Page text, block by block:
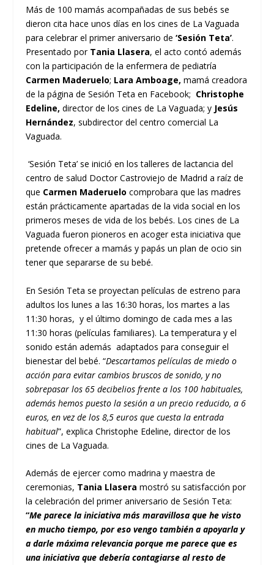
Más de 100 mamás acompañadas de sus bebés se
dieron cita hace unos días en los cines de La Vaguada
para celebrar el primer aniversario de‘Sesión Teta’.
Presentado por Tania Llasera, el acto contó además
con la participación de la enfermera de pediatría
Carmen Maderuelo; Lara Amboage, mamá creadora
de la página de Sesión Teta en Facebook; Christophe
Edeline, director de los cines de La Vaguada; y Jesús
Hernández, subdirector del centro comercial La
Vaguada.
‘Sesión Teta’ se inició en los talleres de lactancia del
centro de salud Doctor Castroviejo de Madrid a raíz de
que Carmen Maderuelo comprobara que las madres
están prácticamente apartadas de la vida social en los
primeros meses de vida de los bebés. Los cines de La
Vaguada fueron pioneros en acoger esta iniciativa que
pretende ofrecer a mamás y papás un plan de ocio sin
tener que separarse de su bebé.
En Sesión Teta se proyectan películas de estreno para
adultos los lunes a las 16:30 horas, los martes a las
11:30 horas, y el último domingo de cada mes a las
11:30 horas (películas familiares). La temperatura y el
sonido están además adaptados para conseguir el
bienestar del bebé. “Descartamos películas de miedo o
acción para evitar cambios bruscos de sonido, y no
sobrepasar los 65 decibelios frente a los 100 habituales,
además hemos puesto la sesión a un precio reducido, a 6
euros, en vez de los 8,5 euros que cuesta la entrada
habitual”, explica Christophe Edeline, director de los
cines de La Vaguada.
Además de ejercer como madrina y maestra de
ceremonias, Tania Llaseramostró su satisfacción por
la celebración del primer aniversario de Sesión Teta:
“Me parece la iniciativa más maravillosa que he visto
en mucho tiempo, por eso vengo también a apoyarla y
a darle máxima relevancia porque me parece que es
una iniciativa que debería contagiarse al resto de